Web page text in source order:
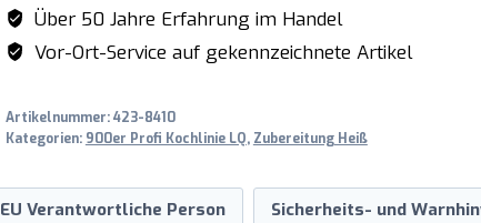
Über 50 Jahre Erfahrung im Handel
Vor-Ort-Service auf gekennzeichnete Artikel
Artikelnummer:423-8410
Kategorien: 900er Profi Kochlinie LQ, Zubereitung Heiß
EU Verantwortliche Person Sicherheits- und